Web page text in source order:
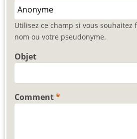
Utilisez ce champ si vous
nom ou votre pseudonyme.
Objet
Comment